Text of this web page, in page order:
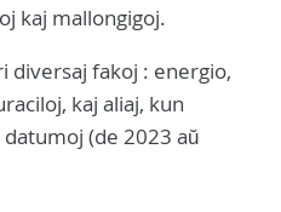
kaj mallongigoj.
diversaj fakoj : energio,
kaj aliaj, kun
(de 2023 aŭ